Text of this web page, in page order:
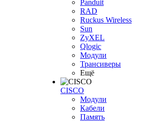
Panduit
RAD
Ruckus Wireless
Sun
ZyXEL
Qlogic
Модули
Трансиверы
Ещё
CISCO
Модули
Кабели
Память